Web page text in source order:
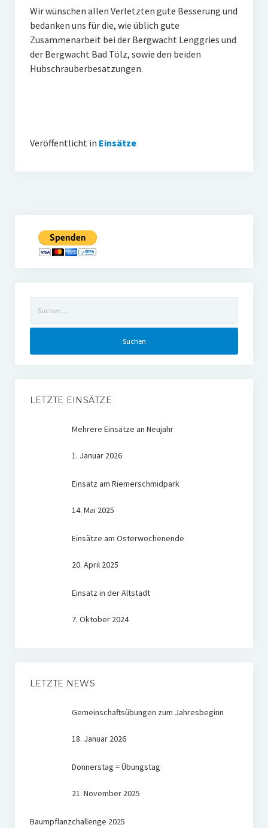
Wir wünschen allen Verletzten gute Besserung und
bedanken uns für die, wie üblich gute
Zusammenarbeit bei der Bergwacht Lenggries und
der Bergwacht Bad Tölz, sowie den beiden
Hubschrauberbesatzungen.
Veröffentlicht in Einsätze
nach:
LETZTE EINSÄTZE
Mehrere Einsätze an Neujahr
1. Januar 2026
Einsatz am Riemerschmidpark
14. Mai 2025
Einsätze am Osterwochenende
20. April 2025
Einsatz in der Altstadt
7. Oktober 2024
LETZTE NEWS
Gemeinschaftsübungen zum Jahresbeginn
18. Januar 2026
Donnerstag = Übungstag
21. November 2025
Baumpflanzchallenge 2025